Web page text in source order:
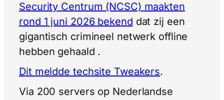
Security Centrum (NCSC) maakten
rond 1 juni 2026 bekend dat zij een
gigantisch crimineel netwerk offline
hebben gehaald .
Dit meldde techsite Tweakers.
Via 200 servers op Nederlandse